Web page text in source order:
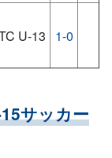
U-13 1-0
サッカー